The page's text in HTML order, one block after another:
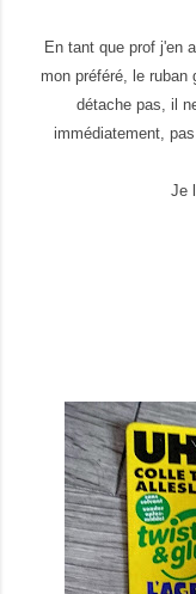
En tant que prof j'en
mon préféré, le
détache pas, il
immédiatement,
Je